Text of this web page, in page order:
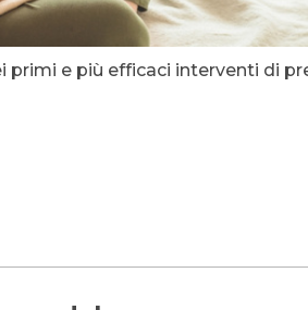
primi e più efficaci interventi di